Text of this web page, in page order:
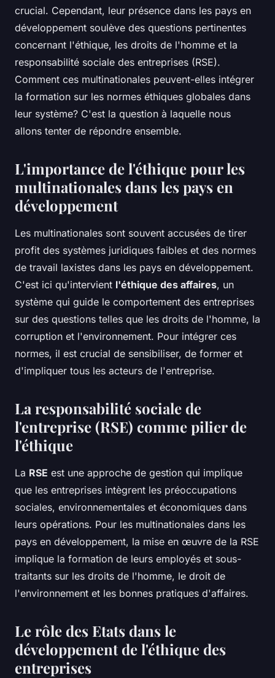
crucial. Cependant, leur présence dans les pays en
développement soulève des questions pertinentes
concernant l'éthique, les droits de l'homme et la
responsabilité sociale des entreprises (RSE).
Comment ces multinationales peuvent-elles intégrer
la formation sur les normes éthiques globales dans
leur système? C'est la question à laquelle nous
allons tenter de répondre ensemble.
L'importance de l'éthique pour les
multinationales dans les pays en
développement
Les multinationales sont souvent accusées de tirer
profit des systèmes juridiques faibles et des normes
de travail laxistes dans les pays en développement.
C'est ici qu'intervient l'éthique des affaires, un
système qui guide le comportement des entreprises
sur des questions telles que les droits de l'homme, la
corruption et l'environnement. Pour intégrer ces
normes, il est crucial de sensibiliser, de former et
d'impliquer tous les acteurs de l'entreprise.
La responsabilité sociale de
l'entreprise (RSE) comme pilier de
l'éthique
La RSE est une approche de gestion qui implique
que les entreprises intègrent les préoccupations
sociales, environnementales et économiques dans
leurs opérations. Pour les multinationales dans les
pays en développement, la mise en œuvre de la RSE
implique la formation de leurs employés et sous-
traitants sur les droits de l'homme, le droit de
l'environnement et les bonnes pratiques d'affaires.
Le rôle des Etats dans le
développement de l'éthique des
entreprises